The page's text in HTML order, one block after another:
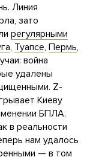
Линия
зато
регулярными
, Туапсе, Пермь,
война
удалены
Z-
Киеву
БПЛА.
в реальности
нам удалось
— в том